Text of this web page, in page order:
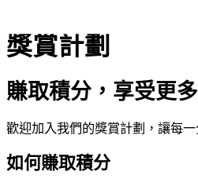
獎賞計劃
賺取積分，享受更多
歡迎加入我們的獎賞計劃，讓每
如何賺取積分